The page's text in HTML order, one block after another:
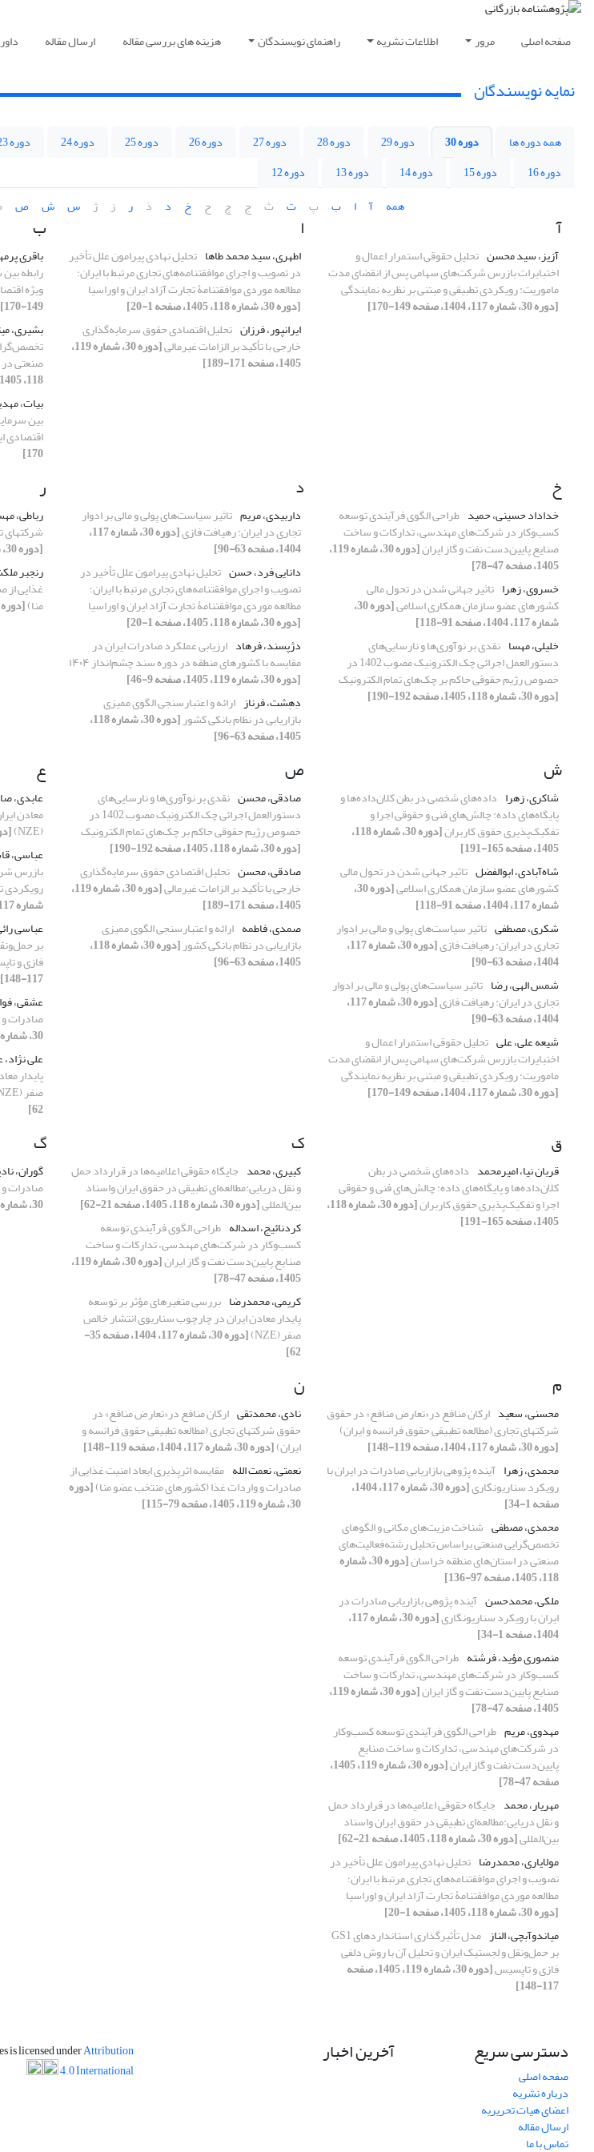
صفحه اصلی مرور اطلاعات نشریه راهنمای نویسندگان هزینه های بررسی مقاله ارسال مقاله
نمایه نویسندگان
همه دوره ها دوره 30 دوره 29 دوره 28 دوره 27 دوره 26 دوره 25 دوره 24 دوره 23
دوره 16
دوره 15 دوره 14 دوره 13
دوره 12
همه
آ ا ب پ ت ث ج چ ح خ د ذ ر ز ژ س ش ص
آ
آزیز، سید محسن تحلیل حقوقی استمرار اعمال و
اختبایرات بازرس شرکت‌های سهامی پس از انقضای مدت
ماموریت: رویکردی تطبیقی و مبتنی بر نظریه نمایندگی
[دوره 30، شماره 117، 1404، صفحه 149-170]
ا
اطهری، سید محمد طاها تحلیل نهادی پیرامون علل تأخیر
در تصویب و اجرای موافقتنامه‌های تجاری مرتبط با ایران؛
مطالعه موردی موافقتنامۀ تجارت آزاد ایران و اوراسیا
[دوره 30، شماره 118، 1405، صفحه 1-20]
ایرانپور، فرزان تحلیل اقتصادی حقوق سرمایه‌گذاری
خارجی با تأکید بر الزامات غیرمالی [دوره 30، شماره 119،
1405، صفحه 171-189]
ب
باقری
رابطه
ویژه
149-170]
بشیری،
صنعتی
118، 1405، صفحه 97-136]
بیات،
بین
اقتصادی
170]
خ
خداداد حسینی، حمید طراحی الگوی فرآیندی توسعه
کسب‌وکار در شرکت‌های مهندسی، تدارکات و ساخت
صنایع پایین‌دست نفت و گاز ایران [دوره 30، شماره 119،
1405، صفحه 47-78]
خسروی، زهرا ‌تاثیر جهانی شدن در تحول مالی
کشورهای عضو سازمان همکاری اسلامی [دوره 30،
شماره 117، 1404، صفحه 91-118]
خلیلی، مهسا نقدی بر نوآوری‌ها و نارسایی‌های
دستورالعمل اجرائی چک الکترونیک مصوب 1402 در
خصوص رژیم حقوقی حاکم بر چک‌های تمام الکترونیک
[دوره 30، شماره 118، 1405، صفحه 192-190]
د
داربیدی، مریم تاثیر سیاست‌های پولی و مالی بر ادوار
تجاری در ایران: رهیافت فازی [دوره 30، شماره 117،
1404، صفحه 63-90]
دانایی فرد، حسن تحلیل نهادی پیرامون علل تأخیر در
تصویب و اجرای موافقتنامه‌های تجاری مرتبط با ایران؛
مطالعه موردی موافقتنامۀ تجارت آزاد ایران و اوراسیا
[دوره 30، شماره 118، 1405، صفحه 1-20]
دژپسند، فرهاد ارزیابی عملکرد صادرات ایران در
مقایسه با کشورهای منطقه در دوره سند چشم‌انداز ۱۴۰۴
[دوره 30، شماره 119، 1405، صفحه 9-46]
دِهِشت، فرناز ارائه و اعتبارسنجی الگوی ممیزی
بازاریابی در نظام بانکی کشور [دوره 30، شماره 118،
1405، صفحه 63-96]
ر
رباطی،
شرکتهای
[دوره 30، شماره 117، 1404، صفحه 119-148]
رنجبر
غذایی
منا)[دوره 30، شماره 119، 1405، صفحه 79-115]
ش
شاکری، زهرا داده‌های شخصی در بطن کلان‌داده‌ها و
پایگاه‌های داده: چالش‌های فنی و حقوقی اجرا و
تفکیک‌پذیری حقوق کاربران [دوره 30، شماره 118،
1405، صفحه 165-191]
شاه‌آبادی، ابوالفضل ‌تاثیر جهانی شدن در تحول مالی
کشورهای عضو سازمان همکاری اسلامی [دوره 30،
شماره 117، 1404، صفحه 91-118]
شکری، مصطفی تاثیر سیاست‌های پولی و مالی بر ادوار
تجاری در ایران: رهیافت فازی [دوره 30، شماره 117،
1404، صفحه 63-90]
شمس الهی، رضا تاثیر سیاست‌های پولی و مالی بر ادوار
تجاری در ایران: رهیافت فازی [دوره 30، شماره 117،
1404، صفحه 63-90]
شیعه علی، علی تحلیل حقوقی استمرار اعمال و
اختبایرات بازرس شرکت‌های سهامی پس از انقضای مدت
ماموریت: رویکردی تطبیقی و مبتنی بر نظریه نمایندگی
[دوره 30، شماره 117، 1404، صفحه 149-170]
ص
صادقی، محسن نقدی بر نوآوری‌ها و نارسایی‌های
دستورالعمل اجرائی چک الکترونیک مصوب 1402 در
خصوص رژیم حقوقی حاکم بر چک‌های تمام الکترونیک
[دوره 30، شماره 118، 1405، صفحه 192-190]
صادقی، محسن تحلیل اقتصادی حقوق سرمایه‌گذاری
خارجی با تأکید بر الزامات غیرمالی [دوره 30، شماره 119،
1405، صفحه 171-189]
صمدی، فاطمه ارائه و اعتبارسنجی الگوی ممیزی
بازاریابی در نظام بانکی کشور [دوره 30، شماره 118،
1405، صفحه 63-96]
ع
عابدی،
معادن
(NZE)
[دوره 30،
عباسی،
بازرس
رویکردی
شماره 117، 1404، صفحه 149-170]
عباسی
بر
فازی و
117-148]
عشقی،
صادرات
30، شماره 119، 1405، صفحه 79-115]
علی
پایدار
صفر (NZE)
62]
ق
قربان نیا، امیرمحمد داده‌های شخصی در بطن
کلان‌داده‌ها و پایگاه‌های داده: چالش‌های فنی و حقوقی
اجرا و تفکیک‌پذیری حقوق کاربران [دوره 30، شماره 118،
1405، صفحه 165-191]
ک
کبیری، محمد جایگاه حقوقی اعلامیه‌ها در قرارداد حمل
و نقل دریایی:مطالعه‌ای تطبیقی در حقوق ایران واسناد
بین‌المللی[دوره 30، شماره 118، 1405، صفحه 21-62]
کردنائیج، اسداله طراحی الگوی فرآیندی توسعه
کسب‌وکار در شرکت‌های مهندسی، تدارکات و ساخت
صنایع پایین‌دست نفت و گاز ایران [دوره 30، شماره 119،
1405، صفحه 47-78]
کریمی، محمدرضا بررسی متغیر‌های مؤثر بر توسعه
پایدار معادن ایران در چارچوب سناریوی انتشار خالص
صفر (NZE) [دوره 30، شماره 117، 1404، صفحه 35-
62]
گ
گوران،
صادرات
30، شماره 119، 1405، صفحه 79-115]
م
محسنی، سعید ارکان منافع در«تعارض منافع» در حقوق
شرکتهای تجاری (مطالعه تطبیقی حقوق فرانسه و ایران)
[دوره 30، شماره 117، 1404، صفحه 119-148]
محمدی، زهرا آینده پژوهی بازاریابی صادرات در ایران با
رویکرد سناریونگاری [دوره 30، شماره 117، 1404،
صفحه 1-34]
محمدی، مصطفی شناخت مزیت‌های مکانی و الگوهای
تخصص‌گرایی صنعتی براساس تحلیل رشته‌فعالیت‌های
صنعتی در استان‌های منطقه خراسان [دوره 30، شماره
118، 1405، صفحه 97-136]
ملکی، محمدحسن آینده پژوهی بازاریابی صادرات در
ایران با رویکرد سناریونگاری [دوره 30، شماره 117،
1404، صفحه 1-34]
منصوری مؤید، فرشته طراحی الگوی فرآیندی توسعه
کسب‌وکار در شرکت‌های مهندسی، تدارکات و ساخت
صنایع پایین‌دست نفت و گاز ایران [دوره 30، شماره 119،
1405، صفحه 47-78]
مهدوی، مریم طراحی الگوی فرآیندی توسعه کسب‌وکار
در شرکت‌های مهندسی، تدارکات و ساخت صنایع
پایین‌دست نفت و گاز ایران [دوره 30، شماره 119، 1405،
صفحه 47-78]
مهریار، محمد جایگاه حقوقی اعلامیه‌ها در قرارداد حمل
و نقل دریایی:مطالعه‌ای تطبیقی در حقوق ایران واسناد
بین‌المللی[دوره 30، شماره 118، 1405، صفحه 21-62]
مولایاری، محمدرضا تحلیل نهادی پیرامون علل تأخیر در
تصویب و اجرای موافقتنامه‌های تجاری مرتبط با ایران؛
مطالعه موردی موافقتنامۀ تجارت آزاد ایران و اوراسیا
[دوره 30، شماره 118، 1405، صفحه 1-20]
میاندوآبچی، الناز
مدل تأثیرگذاری استانداردهای GS1
بر حمل‌ونقل و لجستیک ایران و تحلیل آن با روش دلفی
فازی و تاپسیس [دوره 30، شماره 119، 1405، صفحه
117-148]
ن
نادی، محمدتقی ارکان منافع در«تعارض منافع» در
حقوق شرکتهای تجاری (مطالعه تطبیقی حقوق فرانسه و
ایران)[دوره 30، شماره 117، 1404، صفحه 119-148]
نعمتی، نعمت الله مقایسه اثرپذیری ابعاد امنیت غذایی از
صادرات و واردات غذا (کشورهای منتخب عضو منا)[دوره
30، شماره 119، 1405، صفحه 79-115]
دسترسی سریع
صفحه اصلی
درباره نشریه
اعضای هیات تحریریه
ارسال مقاله
تماس با ما
آخرین اخبار is licensed underAttribution
4.0 International